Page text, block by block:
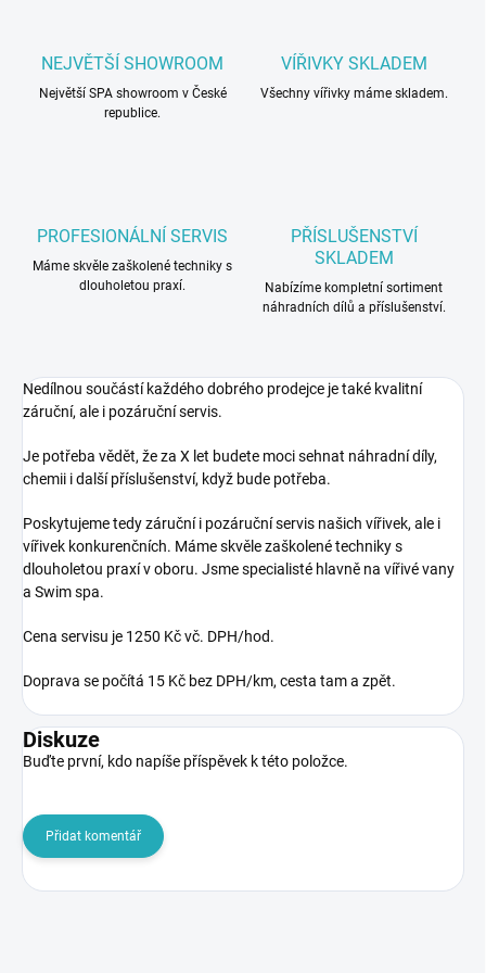
NEJVĚTŠÍ SHOWROOM
Největší SPA showroom v České
republice.
VÍŘIVKY SKLADEM
Všechny vířivky máme skladem.
PROFESIONÁLNÍ SERVIS
Máme skvěle zaškolené techniky s
dlouholetou praxí.
PŘÍSLUŠENSTVÍ
SKLADEM
Nabízíme kompletní sortiment
náhradních dílů a příslušenství.
Nedílnou součástí každého dobrého prodejce je také kvalitní
záruční, ale i pozáruční servis.
Je potřeba vědět, že za X let budete moci sehnat náhradní díly,
chemii i další příslušenství, když bude potřeba.
Poskytujeme tedy záruční i pozáruční servis našich vířivek, ale i
vířivek konkurenčních. Máme skvěle zaškolené techniky s
dlouholetou praxí v oboru. Jsme specialisté hlavně na vířivé vany
a Swim spa.
Cena servisu je 1250 Kč vč. DPH/hod.
Doprava se počítá 15 Kč bez DPH/km, cesta tam a zpět.
Diskuze
Buďte první, kdo napíše příspěvek k této položce.
Přidat komentář